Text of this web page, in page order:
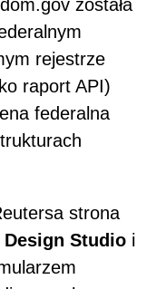
została
rejestrze
raport API)
federalna
strona
Design Studio i